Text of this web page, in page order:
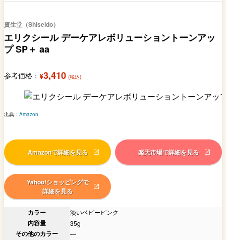
資生堂（Shiseido）
エリクシール デーケアレボリューショントーンアッ
プ SP＋ aa
参考価格： ¥3,410 (税込)
出典： Amazon
Amazonで詳細を見る 楽天市場で詳細を見る
Yahoo!ショッピングで
詳細を見る
カラー 淡いベビーピンク
内容量 35g
その他のカラー ―